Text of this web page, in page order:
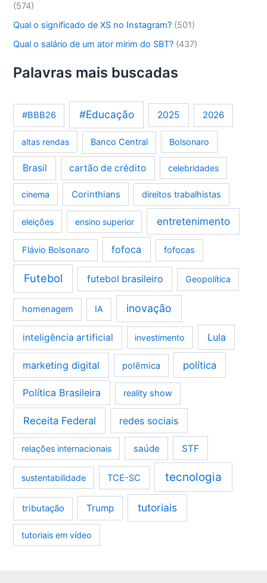
(574)
Qual o significado de XS no Instagram? (501)
Qual o salário de um ator mirim do SBT? (437)
Palavras mais buscadas
#BBB26 #Educação 2025 2026
altas rendas Banco Central Bolsonaro
Brasil cartão de crédito celebridades
cinema Corinthians direitos trabalhistas
eleições ensino superior entretenimento
Flávio Bolsonaro fofoca fofocas
Futebol futebol brasileiro Geopolítica
homenagem IA inovação
inteligência artificial investimento Lula
marketing digital polêmica política
Política Brasileira reality show
Receita Federal redes sociais
relações internacionais saúde STF
sustentabilidade TCE-SC tecnologia
tributação Trump tutoriais
tutoriais em vídeo